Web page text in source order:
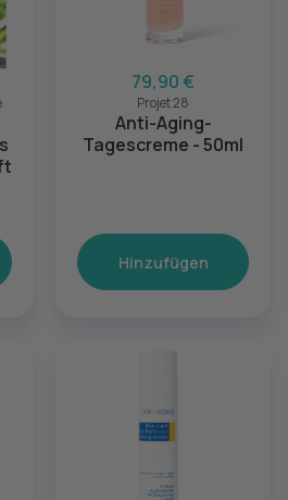
79,90 €
Projet 28
Anti-Aging-
Tagescreme - 50ml
Hinzufügen